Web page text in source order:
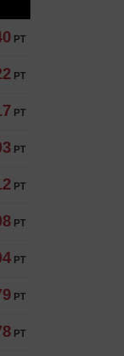
PT
PT
PT
PT
PT
PT
PT
PT
PT